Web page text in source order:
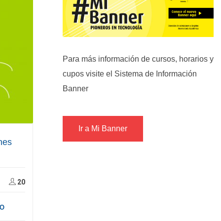
20
Para más información de cursos, horarios y
cupos visite el Sistema de Información
Banner
Ir a Mi Banner